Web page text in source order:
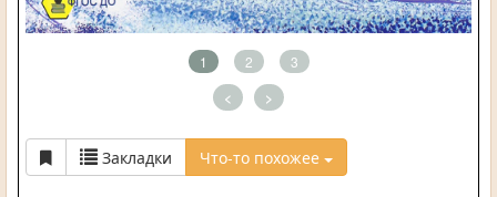
1 2 3
< >
Закладки Что-то похожее